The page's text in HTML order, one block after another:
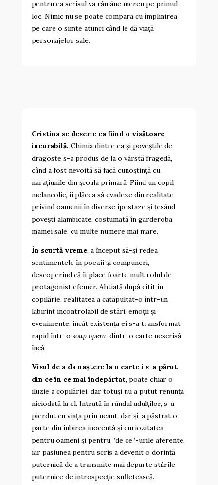
pentru ea scrisul va rămâne mereu pe primul
loc. Nimic nu se poate compara cu împlinirea
pe care o simte atunci când le dă viață
personajelor sale.
Cristina se descrie ca fiind o visătoare
incurabilă. Chimia dintre ea și poveștile de
dragoste s-a produs de la o vârstă fragedă,
când a fost nevoită să facă cunoștință cu
narațiunile din școala primară. Fiind un copil
melancolic, îi plăcea să evadeze din realitate
privind oamenii în diverse ipostaze și țesând
povești alambicate, costumată în garderoba
mamei sale, cu multe numere mai mare.
În scurtă vreme, a început să-și redea
sentimentele în poezii și compuneri,
descoperind că îi place foarte mult rolul de
protagonist efemer. Ahtiată după citit în
copilărie, realitatea a catapultat-o într-un
labirint incontrolabil de stări, emoții și
evenimente, încât existența ei s-a transformat
rapid într-o soap opera, dintr-o carte nescrisă
încă.
Visul de a da naștere la o carte i s-a părut
din ce în ce mai îndepărtat, poate chiar o
iluzie a copilăriei, dar totuși nu a putut renunța
niciodată la el. Intrată în rândul adulților, s-a
pierdut cu viața prin neant, dar și-a păstrat o
parte din iubirea inocentă și curiozitatea
pentru oameni și pentru ”de ce”-urile aferente,
iar pasiunea pentru scris a devenit o dorință
puternică de a transmite mai departe stările
puternice de introspecție sufletească.